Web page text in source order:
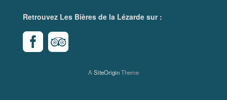
Retrouvez Les Bières de la Lézarde sur :
A SiteOriginTheme